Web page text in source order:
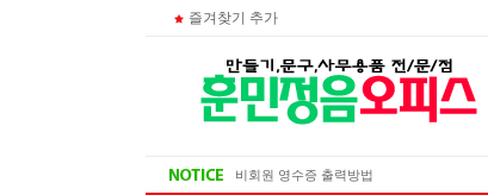
즐겨찾기 추가
비회원 영수증 출력방법
대량 구매시